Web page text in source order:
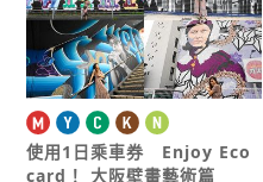
使用1日乘車券 Enjoy Eco
card！
大阪壁畫藝術篇